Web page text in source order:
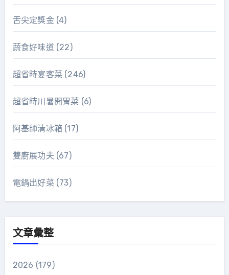
舌尖定獎金(4)
蔬食好味道 (22)
超省時宴客菜 (246)
超省時川暑開胃菜 (6)
阿基師清冰箱(17)
雙廚展功夫 (67)
電鍋出好菜 (73)
文章彙整
2026 (179)